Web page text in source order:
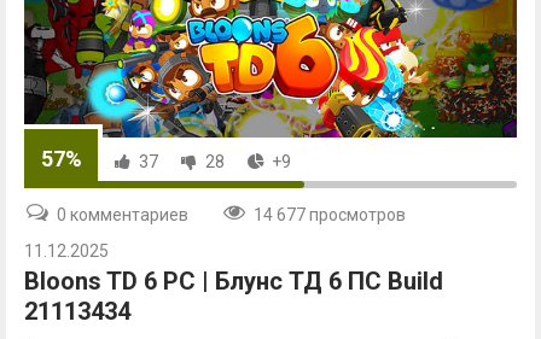
57% 37 28 +9
0 комментариев
14 677 просмотров
11.12.2025
Bloons TD 6 PC | Блунс ТД 6 ПС Build
21113434